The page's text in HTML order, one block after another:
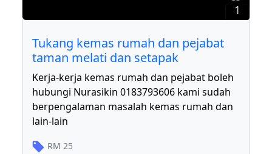
1
Tukang kemas rumah dan pejabat
taman melati dan setapak
Kerja-kerja kemas rumah dan pejabat boleh
hubungi Nurasikin 0183793606 kami sudah
berpengalaman masalah kemas rumah dan
lain-lain
RM 25